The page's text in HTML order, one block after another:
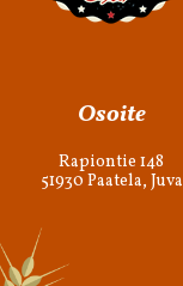
Osoite
Rapiontie 148
51930 Paatela, Juva